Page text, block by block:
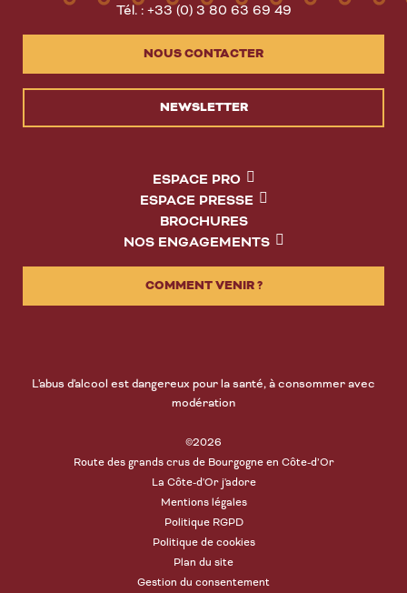
Tél. : +33 (0) 3 80 63 69 49
NOUS CONTACTER
NEWSLETTER
ESPACE PRO
ESPACE PRESSE
BROCHURES
NOS ENGAGEMENTS
COMMENT VENIR ?
L'abus d'alcool est dangereux pour la santé, à consommer avec
modération
©2026
Route des grands crus de Bourgogne en Côte-d’Or
La Côte-d'Or j'adore
Mentions légales
Politique RGPD
Politique de cookies
Plan du site
Gestion du consentement